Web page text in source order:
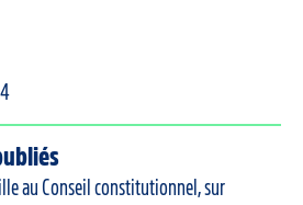
au Conseil constitutionnel, sur